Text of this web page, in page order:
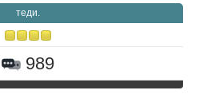
теди.
989